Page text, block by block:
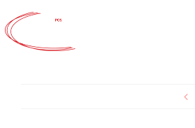
How
do
to
content